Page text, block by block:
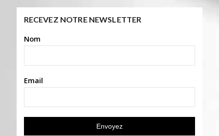
RECEVEZ NOTRE NEWSLETTER
Nom
Email